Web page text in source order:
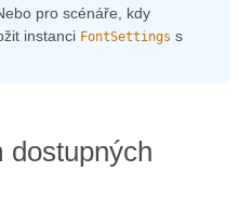
pro scénáře, kdy
instanci FontSettings s
dostupných